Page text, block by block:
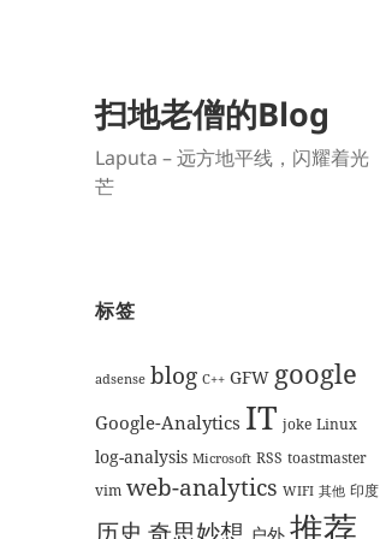
扫地老僧的Blog
Laputa – 远方地平线，闪耀着光
芒
标签
adsense blog C++ GFW google
Google-Analytics IT joke Linux
log-analysis Microsoft RSS toastmaster
vim web-analytics WIFI 其他 印度
历史 奇思妙想 推荐